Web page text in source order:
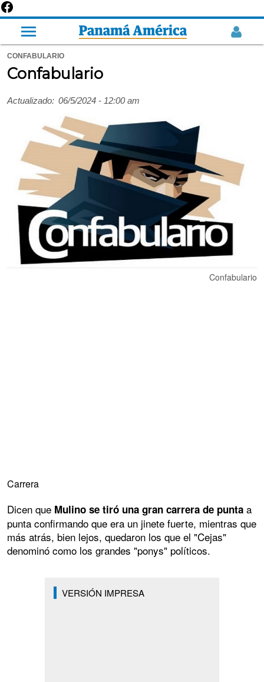
CONFABULARIO
Confabulario
Actualizado: 06/5/2024 - 12:00 am
Confabulario
Carrera
Dicen que Mulino se tiró una gran carrera de punta a
punta confirmando que era un jinete fuerte, mientras que
más atrás, bien lejos, quedaron los que el "Cejas"
denominó como los grandes "ponys" políticos.
VERSIÓN IMPRESA